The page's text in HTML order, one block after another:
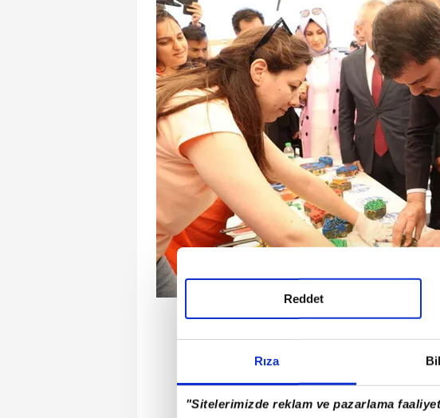
Rıza
"Sitelerimizde reklam ve pazarlama
Reddet